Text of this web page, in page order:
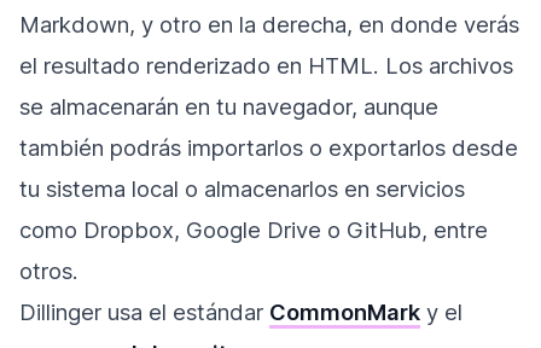
Markdown, y otro en la derecha, en donde verás
el resultado renderizado en HTML. Los archivos
se almacenarán en tu navegador, aunque
también podrás importarlos o exportarlos desde
tu sistema local o almacenarlos en servicios
como Dropbox, Google Drive o GitHub, entre
otros.
Dillinger usa el estándar CommonMark y el